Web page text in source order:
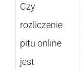
Czy
rozliczenie
pitu online
jest